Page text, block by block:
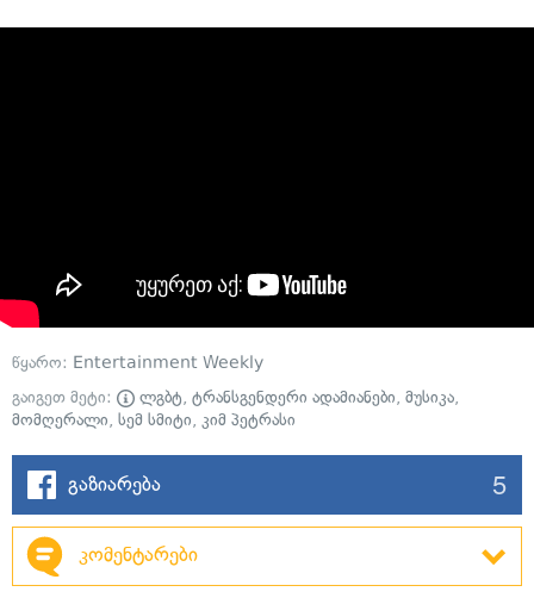
წყარო: Entertainment Weekly
გაიგეთ მეტი:
ლგბტ, ტრანსგენდერი ადამიანები, მუსიკა,
მომღერალი, სემ სმიტი, კიმ პეტრასი
გაზიარება 5
კომენტარები